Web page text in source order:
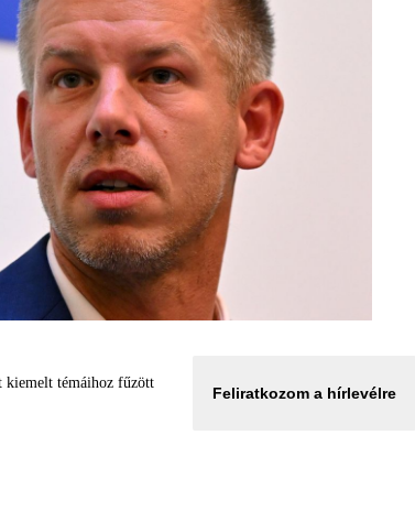
kiemelt témáihoz fűzött
Feliratkozom a hírlevélre